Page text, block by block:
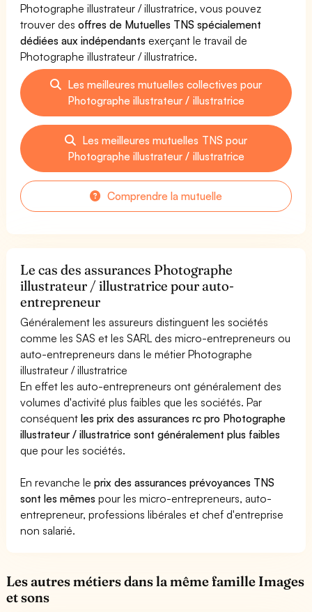
Photographe illustrateur / illustratrice, vous pouvez
trouver desoffres de Mutuelles TNS spécialement
dédiées aux indépendants exerçant le travail de
Photographe illustrateur / illustratrice.
Les meilleures mutuelles collectives pour
Photographe illustrateur / illustratrice
Les meilleures mutuelles TNS pour
Photographe illustrateur / illustratrice
Comprendre la mutuelle
Le cas des assurances Photographe
illustrateur / illustratrice pour auto-
entrepreneur
Généralement les assureurs distinguent les sociétés
comme les SAS et les SARL des micro-entrepreneurs ou
auto-entrepreneurs dans le métier Photographe
illustrateur / illustratrice
En effet les auto-entrepreneurs ont généralement des
volumes d'activité plus faibles que les sociétés. Par
conséquentles prix des assurances rc pro Photographe
illustrateur / illustratrice sont généralement plus faibles
que pour les sociétés.
En revanche leprix des assurances prévoyances TNS
sont les mêmes pour les micro-entrepreneurs, auto-
entrepreneur, professions libérales et chef d'entreprise
non salarié.
Les autres métiers dans la même famille Images
et sons